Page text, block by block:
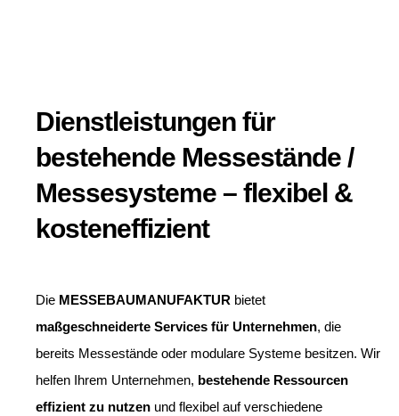
Dienstleistungen für
bestehende Messestände /
Messesysteme – flexibel &
kosteneffizient
Die MESSEBAUMANUFAKTUR bietet
maßgeschneiderte Services für Unternehmen, die
bereits Messestände oder modulare Systeme besitzen. Wir
helfen Ihrem Unternehmen, bestehende Ressourcen
effizient zu nutzen und flexibel auf verschiedene